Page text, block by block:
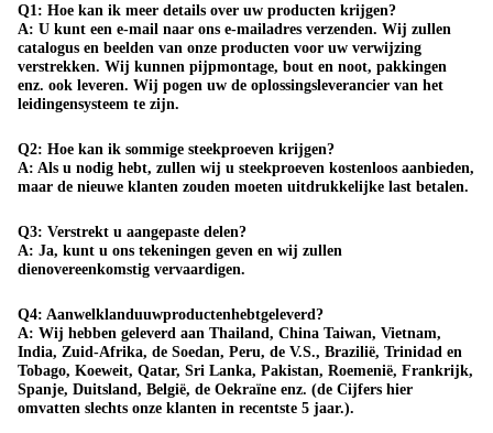
Q1: Hoe kan ik meer details over uw producten krijgen?
A: U kunt een e-mail naar ons e-mailadres verzenden. Wij zullen
catalogus en beelden van onze producten voor uw verwijzing
verstrekken. Wij kunnen pijpmontage, bout en noot, pakkingen
enz. ook leveren. Wij pogen uw de oplossingsleverancier van het
leidingensysteem te zijn.
Q2: Hoe kan ik sommige steekproeven krijgen?
A: Als u nodig hebt, zullen wij u steekproeven kostenloos aanbieden,
maar de nieuwe klanten zouden moeten uitdrukkelijke last betalen.
Q3: Verstrekt u aangepaste delen?
A: Ja, kunt u ons tekeningen geven en wij zullen
dienovereenkomstig vervaardigen.
Q4: Aanwelklanduuwproductenhebtgeleverd?
A: Wij hebben geleverd aan Thailand, China Taiwan, Vietnam,
India, Zuid-Afrika, de Soedan, Peru, de V.S., Brazilië, Trinidad en
Tobago, Koeweit, Qatar, Sri Lanka, Pakistan, Roemenië, Frankrijk,
Spanje, Duitsland, België, de Oekraïne enz. (de Cijfers hier
omvatten slechts onze klanten in recentste 5 jaar.).